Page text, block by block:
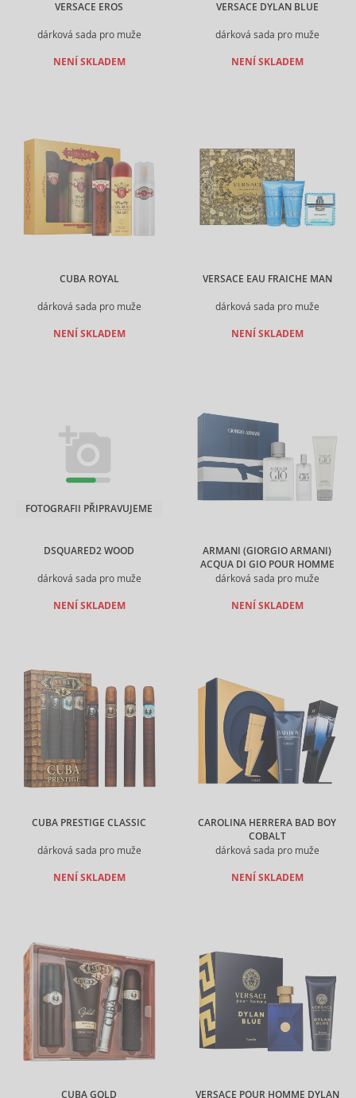
VERSACE EROS
dárková sada pro muže
NENÍ SKLADEM
VERSACE DYLAN BLUE
dárková sada pro muže
NENÍ SKLADEM
CUBA ROYAL
dárková sada pro muže
NENÍ SKLADEM
VERSACE EAU FRAICHE MAN
dárková sada pro muže
NENÍ SKLADEM
DSQUARED2 WOOD
dárková sada pro muže
FOTOGRAFII PŘIPRAVUJEME
NENÍ SKLADEM
ARMANI (GIORGIO ARMANI)
ACQUA DI GIO POUR HOMME
dárková sada pro muže
NENÍ SKLADEM
CUBA PRESTIGE CLASSIC
dárková sada pro muže
NENÍ SKLADEM
CAROLINA HERRERA BAD BOY
COBALT
dárková sada pro muže
NENÍ SKLADEM
CUBA GOLD VERSACE POUR HOMME DYLAN